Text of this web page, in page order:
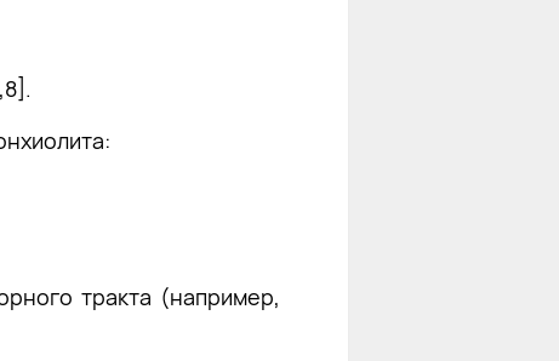
тракта (например,